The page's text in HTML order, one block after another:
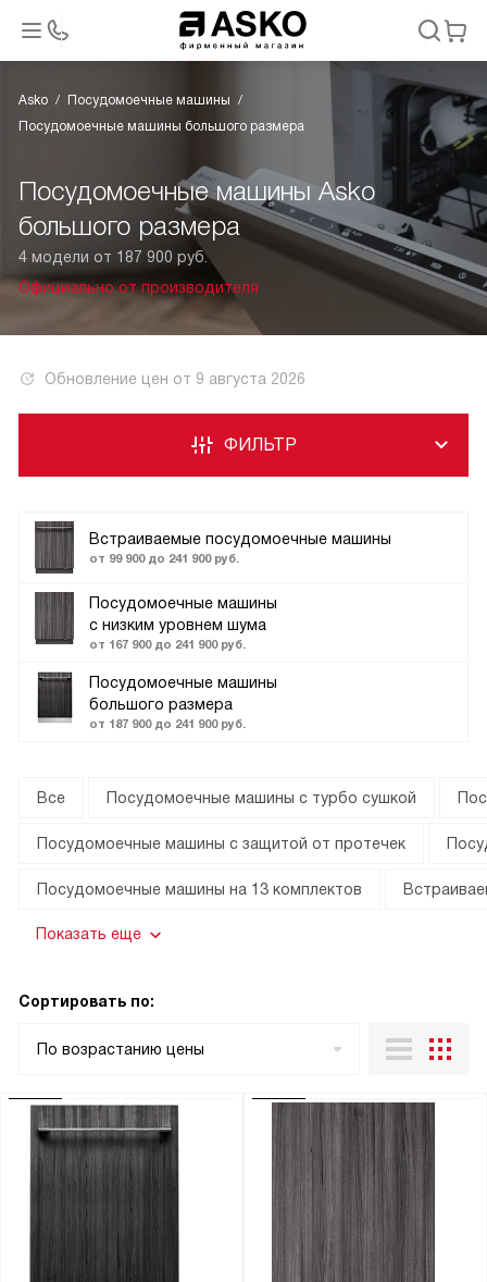
Asko
Посудомоечные машины
Посудомоечные машины большого размера
Посудомоечные машины Asko
большого размера
4 модели от 187 900 руб.
Официально от производителя
Обновление цен от 9 августа 2026
Встраиваемые посудомоечные машины
от 99 900 до 241 900 руб.
Посудомоечные машины
с низким уровнем шума
от 167 900 до 241 900 руб.
Посудомоечные машины
большого размера
от 187 900 до 241 900 руб.
ФИЛЬТР
Все Посудомоечные машины с турбо сушкой
Посудомоечные машины с защитой от протечек
Посудомоечные машины на 13 комплектов
Показать еще
Сортировать по:
По возрастанию цены